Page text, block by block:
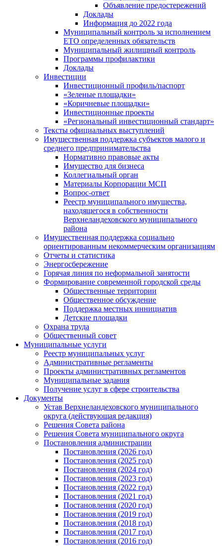
Объявление предостережений
Доклады
Информация до 2022 года
Муниципальный контроль за исполнением
ЕТО определенных обязательств
Муниципальный жилищный контроль
Программы профилактики
Доклады
Инвестиции
Инвестиционный профиль/паспорт
«Зеленые площадки»
«Коричневые площадки»
Инвестиционные проекты
«Региональный инвестиционный стандарт»
Тексты официальных выступлений
Имущественная поддержка субъектов малого и
среднего предпринимательства
Нормативно правовые акты
Имущество для бизнеса
Коллегиальный орган
Материалы Корпорации МСП
Вопрос-ответ
Реестр муниципального имущества,
находящегося в собственности
Верхнеландеховского муниципального
района
Имущественная поддержка социально
ориентированным некоммерческим организациям
Отчеты и статистика
Энергосбережение
Горячая линия по неформальной занятости
Формирование современной городской среды
Общественные территории
Общественное обсуждение
Поддержка местных иннициатив
Детские площадки
Охрана труда
Общественный совет
Муниципальные услуги
Реестр муниципальных услуг
Административные регламенты
Проекты административных регламентов
Муниципальные задания
Получение услуг в сфере строительства
Документы
Устав Верхнеландеховского муниципального
округа (действующая редакция)
Решения Совета района
Решения Совета муниципального округа
Постановления администрации
Постановления (2026 год)
Постановления (2025 год)
Постановления (2024 год)
Постановления (2023 год)
Постановления (2022 год)
Постановления (2021 год)
Постановления (2020 год)
Постановления (2019 год)
Постановления (2018 год)
Постановления (2017 год)
Постановления (2016 год)